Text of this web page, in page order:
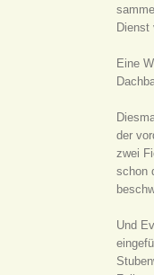
Dienst
Eine
der
zwei
schon
Und